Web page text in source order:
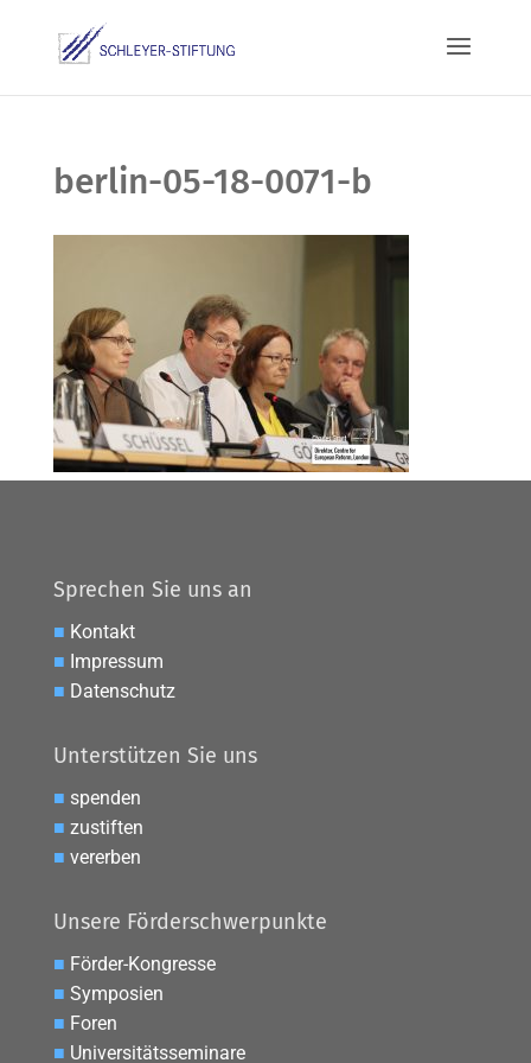
berlin-05-18-0071-b
Sprechen Sie uns an
■ Kontakt
■ Impressum
■ Datenschutz
Unterstützen Sie uns
■ spenden
■ zustiften
■ vererben
Unsere Förderschwerpunkte
■ Förder-Kongresse
■ Symposien
■ Foren
■ Universitätsseminare